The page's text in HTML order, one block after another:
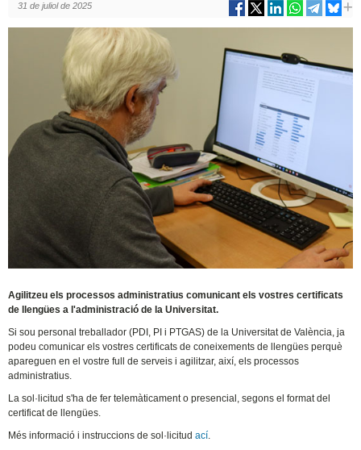
31 de juliol de 2025
Agilitzeu els processos administratius comunicant els vostres certificats
de llengües a l'administració de la Universitat.
Si sou personal treballador (PDI, PI i PTGAS) de la Universitat de València, ja
podeu comunicar els vostres certificats de coneixements de llengües perquè
apareguen en el vostre full de serveis i agilitzar, així, els processos
administratius.
La sol·licitud s'ha de fer telemàticament o presencial, segons el format del
certificat de llengües.
Més informació i instruccions de sol·licitudací.